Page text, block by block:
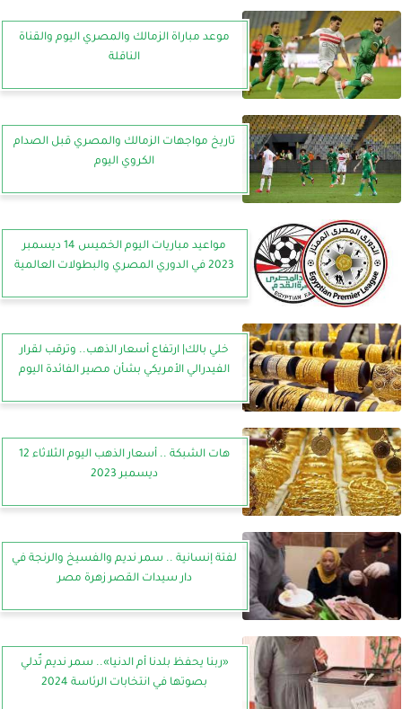
موعد مباراة الزمالك والمصري اليوم والقناة
الناقلة
تاريخ مواجهات الزمالك والمصري قبل الصدام
الكروي اليوم
مواعيد مباريات اليوم الخميس 14 ديسمبر
2023 في الدوري المصري والبطولات العالمية
خلي بالك| ارتفاع أسعار الذهب.. وترقب لقرار
الفيدرالي الأمريكي بشأن مصير الفائدة اليوم
هات الشبكة .. أسعار الذهب اليوم الثلاثاء 12
ديسمبر 2023
لفتة إنسانية .. سمر نديم والفسيخ والرنجة في
دار سيدات القصر زهرة مصر
«ربنا يحفظ بلدنا أم الدنيا».. سمر نديم تٌدلي
بصوتها في انتخابات الرئاسة 2024